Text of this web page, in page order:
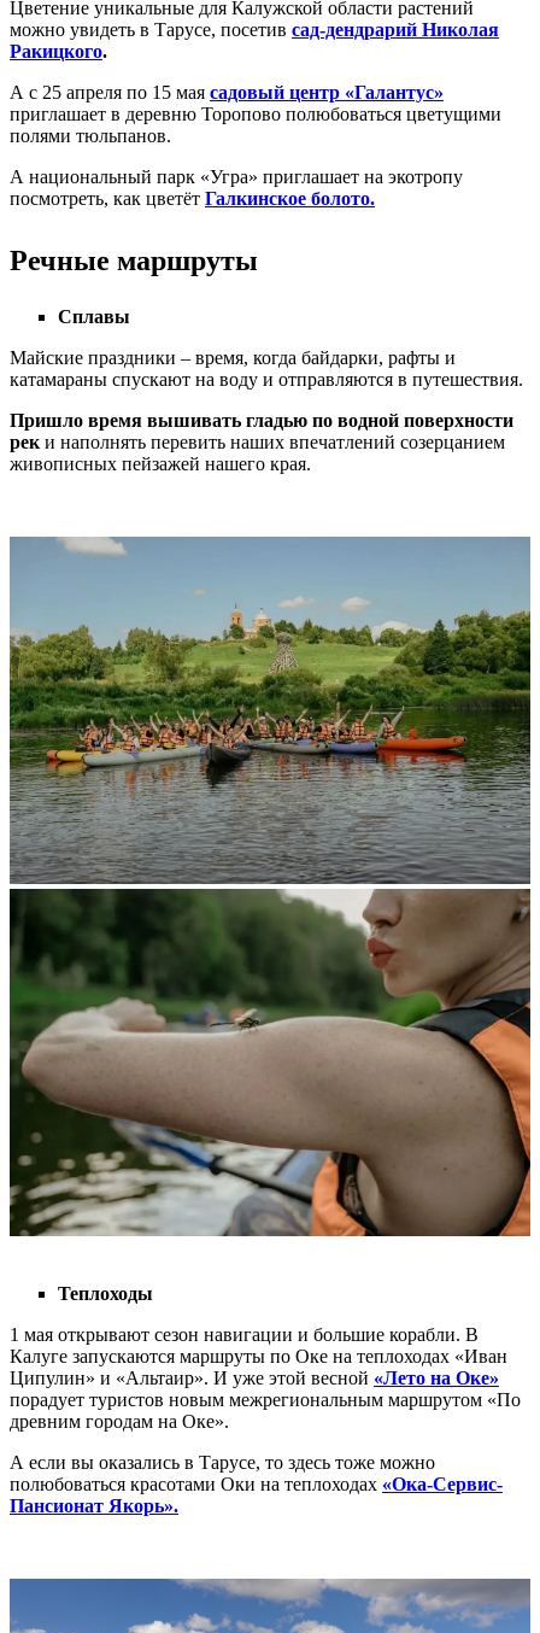
Цветение уникальные для Калужской области растений
можно увидеть в Тарусе, посетив сад-дендрарий Николая
Ракицкого.
А с 25 апреля по 15 мая садовый центр «Галантус»
приглашает в деревню Торопово полюбоваться цветущими
полями тюльпанов.
А национальный парк «Угра» приглашает на экотропу
посмотреть, как цветёт Галкинское болото.
Речные маршруты
Сплавы
Майские праздники – время, когда байдарки, рафты и
катамараны спускают на воду и отправляются в путешествия.
Пришло время вышивать гладью по водной поверхности
рек и наполнять перевить наших впечатлений созерцанием
живописных пейзажей нашего края.
Теплоходы
1 мая открывают сезон навигации и большие корабли. В
Калуге запускаются маршруты по Оке на теплоходах «Иван
Ципулин» и «Альтаир». И уже этой весной «Лето на Оке»
порадует туристов новым межрегиональным маршрутом «По
древним городам на Оке».
А если вы оказались в Тарусе, то здесь тоже можно
полюбоваться красотами Оки на теплоходах «Ока-Сервис-
Пансионат Якорь».